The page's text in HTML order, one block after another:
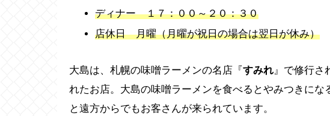
ディナー １７：００～２０：３０
店休日 月曜（月曜が祝日の場合は翌日が休み）
大島は、札幌の味噌ラーメンの名店『すみれ』で修行さ
れたお店。大島の味噌ラーメンを食べるとやみつきにな
と遠方からでもお客さんが来られています。